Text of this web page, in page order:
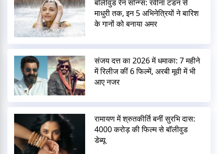
बॉलीवुड रेन सॉन्ग्स: रवीना टंडन से
माधुरी तक, इन 5 अभिनेत्रियों ने बारिश
के गानों को बनाया अमर
संजय दत्त का 2026 में धमाका: 7 महीने
में रिलीज कीं 6 फिल्में, अरबी मूवी में भी
आए नजर
रामायण में श्रुतकीर्ति बनीं सुरभि दास:
4000 करोड़ की फिल्म से बॉलीवुड
डेब्यू